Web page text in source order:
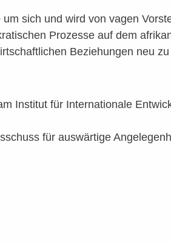
sich und wird von vagen
Prozesse auf dem
Beziehungen neu
Institut für Internationale
für auswärtige